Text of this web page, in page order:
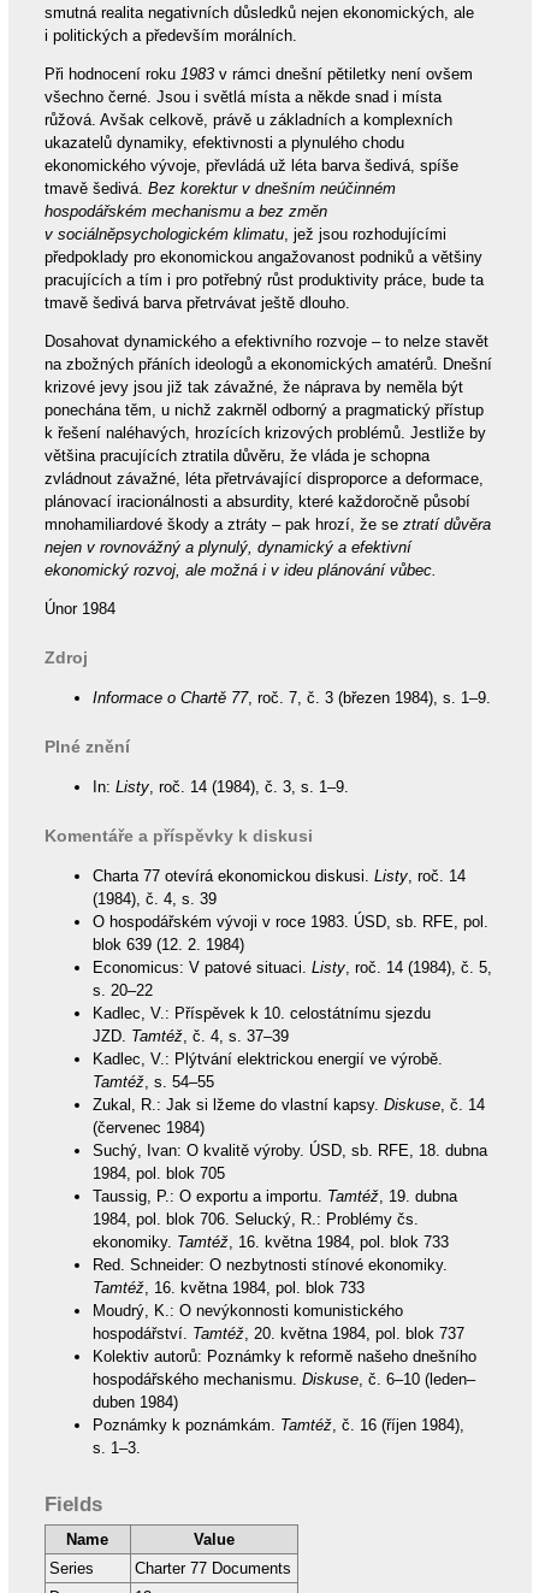
smutná realita negativních důsledků nejen ekonomických, ale
i politických a především morálních.
Při hodnocení roku 1983v rámci dnešní pětiletky není ovšem
všechno černé. Jsou i světlá místa a někde snad i místa
růžová. Avšak celkově, právě u základních a komplexních
ukazatelů dynamiky, efektivnosti a plynulého chodu
ekonomického vývoje, převládá už léta barva šedivá, spíše
tmavě šedivá. Bez korektur v dnešním neúčinném
hospodářském mechanismu a bez změn
v sociálněpsychologickém klimatu, jež jsou rozhodujícími
předpoklady pro ekonomickou angažovanost podniků a většiny
pracujících a tím i pro potřebný růst produktivity práce, bude ta
tmavě šedivá barva přetrvávat ještě dlouho.
Dosahovat dynamického a efektivního rozvoje – to nelze stavět
na zbožných přáních ideologů a ekonomických amatérů. Dnešní
krizové jevy jsou již tak závažné, že náprava by neměla být
ponechána těm, u nichž zakrněl odborný a pragmatický přístup
k řešení naléhavých, hrozících krizových problémů. Jestliže by
většina pracujících ztratila důvěru, že vláda je schopna
zvládnout závažné, léta přetrvávající disproporce a deformace,
plánovací iracionálnosti a absurdity, které každoročně působí
mnohamiliardové škody a ztráty – pak hrozí, že se ztratí důvěra
nejen v rovnovážný a plynulý, dynamický a efektivní
ekonomický rozvoj, ale možná i v ideu plánování vůbec.
Únor 1984
Zdroj
Informace o Chartě 77, roč. 7, č. 3 (březen 1984), s. 1–9.
Plné znění
In: Listy, roč. 14 (1984), č. 3, s. 1–9.
Komentáře a příspěvky k diskusi
Charta 77 otevírá ekonomickou diskusi. Listy, roč. 14
(1984), č. 4, s. 39
O hospodářském vývoji v roce 1983. ÚSD, sb. RFE, pol.
blok 639 (12. 2. 1984)
Economicus: V patové situaci. Listy, roč. 14 (1984), č. 5,
s. 20–22
Kadlec, V.: Příspěvek k 10. celostátnímu sjezdu
JZD. Tamtéž, č. 4, s. 37–39
Kadlec, V.: Plýtvání elektrickou energií ve výrobě.
Tamtéž, s. 54–55
Zukal, R.: Jak si lžeme do vlastní kapsy. Diskuse, č. 14
(červenec 1984)
Suchý, Ivan: O kvalitě výroby. ÚSD, sb. RFE, 18. dubna
1984, pol. blok 705
Taussig, P.: O exportu a importu. Tamtéž, 19. dubna
1984, pol. blok 706. Selucký, R.: Problémy čs.
ekonomiky. Tamtéž, 16. května 1984, pol. blok 733
Red. Schneider: O nezbytnosti stínové ekonomiky.
Tamtéž, 16. května 1984, pol. blok 733
Moudrý, K.: O nevýkonnosti komunistického
hospodářství. Tamtéž, 20. května 1984, pol. blok 737
Kolektiv autorů: Poznámky k reformě našeho dnešního
hospodářského mechanismu. Diskuse, č. 6–10 (leden–
duben 1984)
Poznámky k poznámkám. Tamtéž, č. 16 (říjen 1984),
s. 1–3.
Fields
Name
Value
Series
Charter 77 Documents